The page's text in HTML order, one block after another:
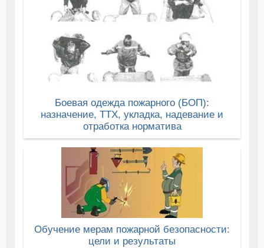
Боевая одежда пожарного (БОП):
назначение, ТТХ, укладка, надевание и
отработка норматива
Обучение мерам пожарной безопасности:
цели и результаты